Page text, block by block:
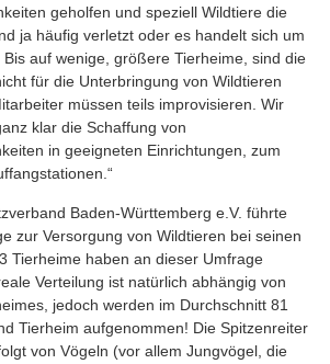
geholfen und speziell Wildtiere die
ja häufig verletzt oder es handelt sich um
auf wenige, größere Tierheime, sind die
für die Unterbringung von Wildtieren
müssen teils improvisieren. Wir
klar die Schaffung von
in geeigneten Einrichtungen, zum
Baden-Württemberg e.V. führte
zur Versorgung von Wildtieren bei seinen
Tierheime haben an dieser Umfrage
Verteilung ist natürlich abhängig von
jedoch werden im Durchschnitt 81
Tierheim aufgenommen! Die Spitzenreiter
von Vögeln (vor allem Jungvögel, die